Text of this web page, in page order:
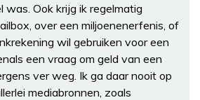
was. Ook krijg ik regelmatig
over een miljoenenerfenis, of
wil gebruiken voor een
een vraag om geld van een
ver weg. Ik ga daar nooit op
mediabronnen, zoals